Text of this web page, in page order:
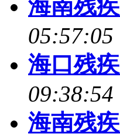
海南残
05:57:05
海口残
09:38:54
海南残